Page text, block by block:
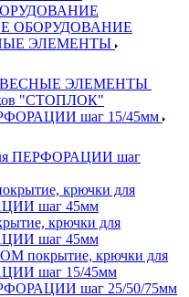
ОБОРУДОВАНИЕ
ЭЛЕМЕНТЫ
ЭЛЕМЕНТЫ
"СТОПЛОК"
шаг 15/45мм
ПЕРФОРАЦИИ шаг
крючки для
шаг 45мм
крючки для
шаг 45мм
покрытие, крючки для
шаг 15/45мм
шаг 25/50/75мм